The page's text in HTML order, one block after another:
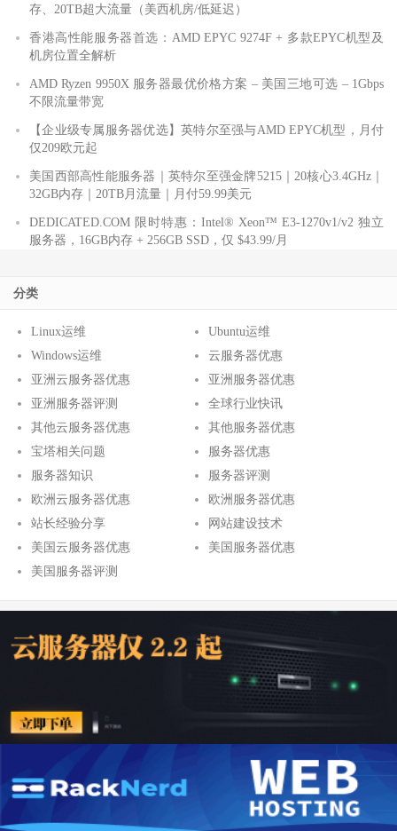
存、20TB超大流量（美西机房/低延迟）
香港高性能服务器首选：AMD EPYC 9274F + 多款EPYC机型及
机房位置全解析
AMD Ryzen 9950X 服务器最优价格方案 – 美国三地可选 – 1Gbps
不限流量带宽
【企业级专属服务器优选】英特尔至强与AMD EPYC机型，月付
仅209欧元起
美国西部高性能服务器｜英特尔至强金牌5215｜20核心3.4GHz｜
32GB内存｜20TB月流量｜月付59.99美元
DEDICATED.COM 限时特惠：Intel® Xeon™ E3-1270v1/v2 独立
服务器，16GB内存 + 256GB SSD，仅 $43.99/月
分类
Linux运维
Ubuntu运维
Windows运维
云服务器优惠
亚洲云服务器优惠
亚洲服务器优惠
亚洲服务器评测
全球行业快讯
其他云服务器优惠
其他服务器优惠
宝塔相关问题
服务器优惠
服务器知识
服务器评测
欧洲云服务器优惠
欧洲服务器优惠
站长经验分享
网站建设技术
美国云服务器优惠
美国服务器优惠
美国服务器评测